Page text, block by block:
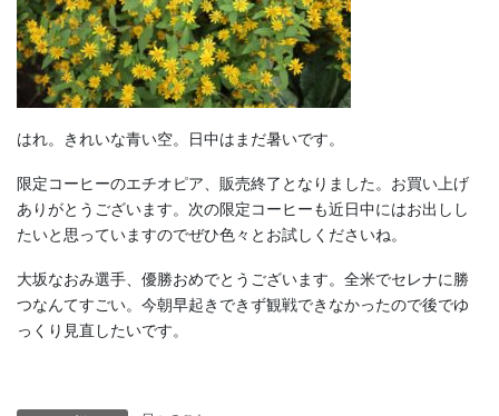
はれ。きれいな青い空。日中はまだ暑いです。
限定コーヒーのエチオピア、販売終了となりました。お買い上げ
ありがとうございます。次の限定コーヒーも近日中にはお出しし
たいと思っていますのでぜひ色々とお試しくださいね。
大坂なおみ選手、優勝おめでとうございます。全米でセレナに勝
つなんてすごい。今朝早起きできず観戦できなかったので後でゆ
っくり見直したいです。